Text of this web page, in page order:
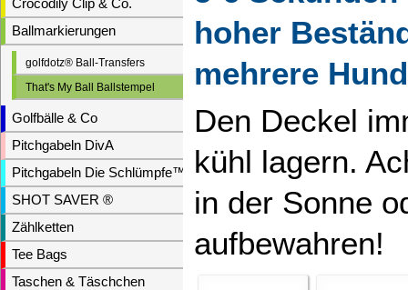
Crocodily Clip & Co.
Ballmarkierungen
golfdotz® Ball-Transfers
That's My Ball Ballstempel
Golfbälle & Co
Pitchgabeln DivA
Pitchgabeln Die Schlümpfe™
SHOT SAVER ®
Zählketten
Tee Bags
Taschen & Täschchen
hoher
mehrere
Den Deckel
kühl lagern.
in der Sonne
aufbewahren!